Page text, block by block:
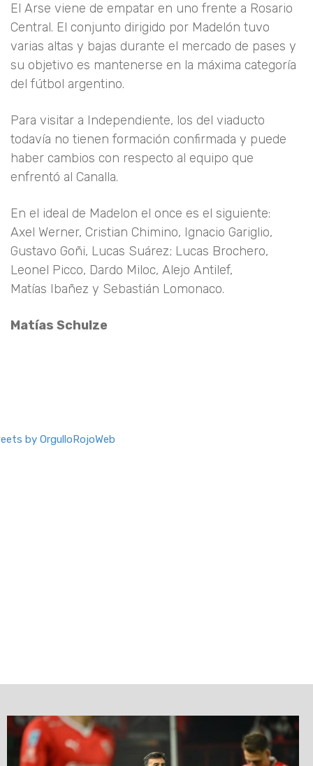
El Arse viene de empatar en uno frente a Rosario
Central. El conjunto dirigido por Madelón tuvo
varias altas y bajas durante el mercado de pases y
su objetivo es mantenerse en la máxima categoría
del fútbol argentino.
Para visitar a Independiente, los del viaducto
todavía no tienen formación confirmada y puede
haber cambios con respecto al equipo que
enfrentó al Canalla.
En el ideal de Madelon el once es el siguiente:
Axel Werner, Cristian Chimino, Ignacio Gariglio,
Gustavo Goñi, Lucas Suárez; Lucas Brochero,
Leonel Picco, Dardo Miloc, Alejo Antilef,
Matías Ibañez y Sebastián Lomonaco.
Matías Schulze
by OrgulloRojoWeb